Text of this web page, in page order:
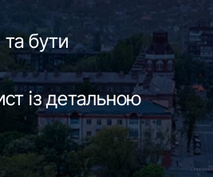
бути
із детальною